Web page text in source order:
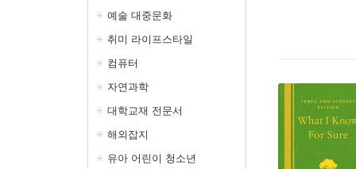
예술 대중문화
취미 라이프스타일
컴퓨터
자연과학
대학교재 전문서
해외잡지
유아 어린이 청소년